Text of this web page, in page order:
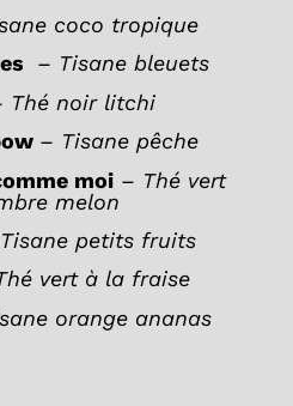
coco tropique
– Tisane bleuets
Thé noir litchi
– Tisane pêche
moi – Thé vert
melon
petits fruits
vert à la fraise
orange ananas